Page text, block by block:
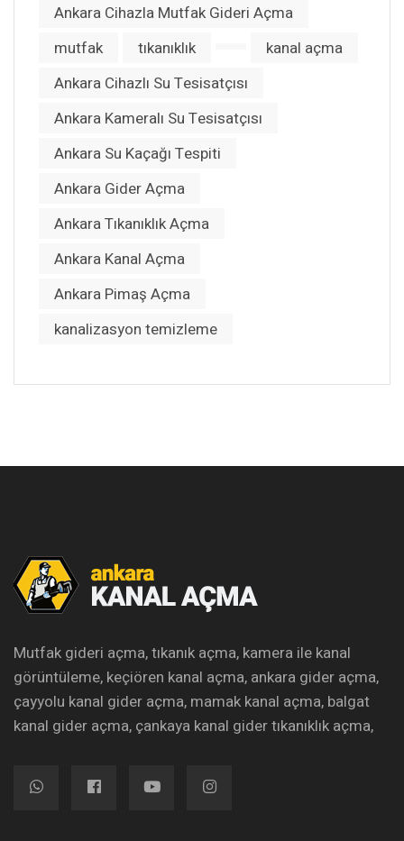
Ankara Cihazla Mutfak Gideri Açma
mutfak
tıkanıklık
kanal açma
Ankara Cihazlı Su Tesisatçısı
Ankara Kameralı Su Tesisatçısı
Ankara Su Kaçağı Tespiti
Ankara Gider Açma
Ankara Tıkanıklık Açma
Ankara Kanal Açma
Ankara Pimaş Açma
kanalizasyon temizleme
Mutfak gideri açma, tıkanık açma, kamera ile kanal
görüntüleme, keçiören kanal açma, ankara gider açma,
çayyolu kanal gider açma, mamak kanal açma, balgat
kanal gider açma, çankaya kanal gider tıkanıklık açma,